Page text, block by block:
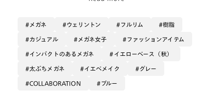
フレーム自体に厚みがありますが
軽量樹脂タイプなのでかけ心地が良いです🙆
サリーモデルならではの
水色から濃い青への切り替わりのある
フレームが綺麗です。
メガネ ウェリントン フルリム 樹脂
カジュアル メガネ女子 ファッションアイテム
インパクトのあるメガネ イエローベース（秋）
太ぶちメガネ イエベメイク グレー
COLLABORATION ブルー